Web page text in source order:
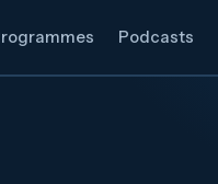
Podcasts